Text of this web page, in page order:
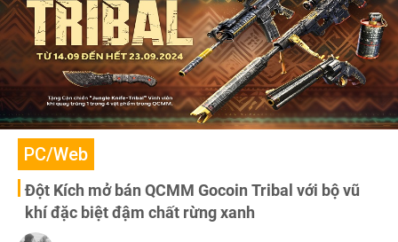
PC/Web
Đột Kích mở bán QCMM Gocoin Tribal với bộ vũ
khí đặc biệt đậm chất rừng xanh